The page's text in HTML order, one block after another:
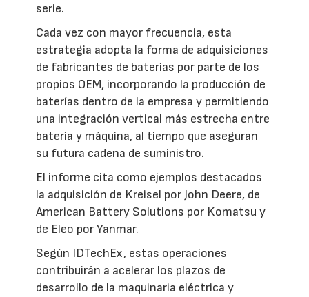
serie.
Cada vez con mayor frecuencia, esta
estrategia adopta la forma de adquisiciones
de fabricantes de baterías por parte de los
propios OEM, incorporando la producción de
baterías dentro de la empresa y permitiendo
una integración vertical más estrecha entre
batería y máquina, al tiempo que aseguran
su futura cadena de suministro.
El informe cita como ejemplos destacados
la adquisición de Kreisel por John Deere, de
American Battery Solutions por Komatsu y
de Eleo por Yanmar.
Según IDTechEx, estas operaciones
contribuirán a acelerar los plazos de
desarrollo de la maquinaria eléctrica y